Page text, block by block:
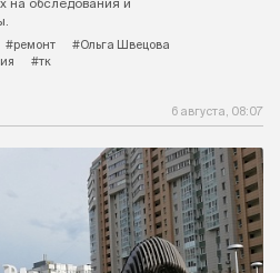
на обследования и
#ремонт
#Ольга Швецова
#тк
6 августа, 08:07